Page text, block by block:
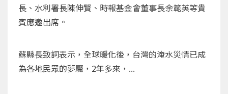
長、水利署長陳伸賢、時報基金會董事長余範英等貴
賓應邀出席。
蘇縣長致詞表示，全球暖化後，台灣的淹水災情已成
為各地民眾的夢魘，2年多來，...